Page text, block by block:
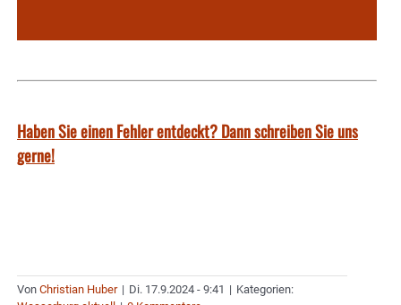
Haben Sie einen Fehler entdeckt? Dann schreiben Sie uns
gerne!
Von Christian Huber | Di. 17.9.2024 - 9:41 | Kategorien: